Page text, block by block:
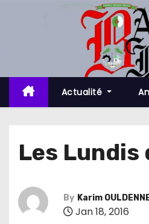
t
c
Actualité
Les Lundis
By Karim
Jan 18, 2016